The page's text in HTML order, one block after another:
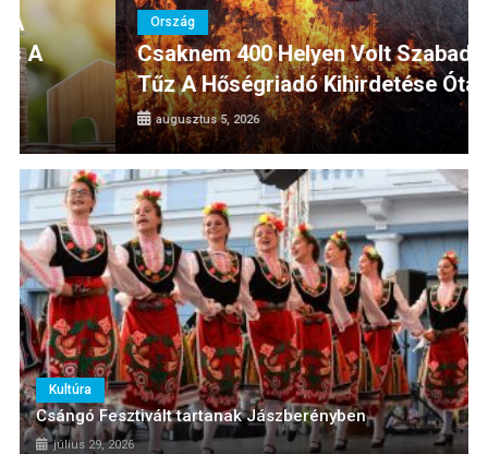
Időskorú fogyasztókat érintő tisztességtelen
kereskedelmi gyakorlatokat vizsgál az NKFH
Helyi Hírek
Turisztikai attrakciókkal bővült a tiszafüredi
szabadvízi strand és a Halas tér
Csaknem 400 Helyen Volt Szabadtéri
Tűz A Hőségriadó Kihirdetése Óta
augusztus 5, 2026
Kultúra
Csángó Fesztivált tartanak Jászberényben
július 29, 2026